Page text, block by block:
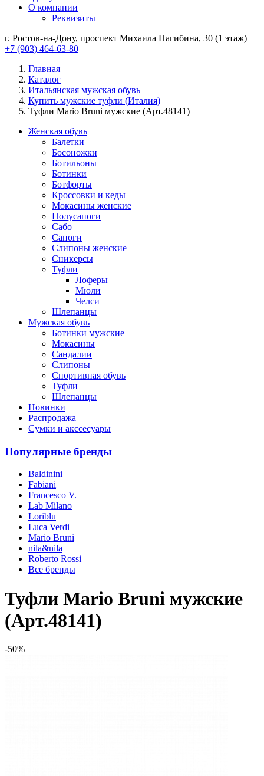
О компании
Реквизиты
г. Ростов-на-Дону, проспект Михаила Нагибина, 30 (1 этаж)
+7 (903) 464-63-80
Главная
Каталог
Итальянская мужская обувь
Купить мужские туфли (Италия)
Туфли Mario Bruni мужские (Арт.48141)
Женская обувь
Балетки
Босоножки
Ботильоны
Ботинки
Ботфорты
Кроссовки и кеды
Мокасины женские
Полусапоги
Сабо
Сапоги
Слипоны женские
Сникерсы
Туфли
Лоферы
Мюли
Челси
Шлепанцы
Мужская обувь
Ботинки мужские
Мокасины
Сандалии
Слипоны
Спортивная обувь
Туфли
Шлепанцы
Новинки
Распродажа
Сумки и акссесуары
Популярные бренды
Baldinini
Fabiani
Francesco V.
Lab Milano
Loriblu
Luca Verdi
Mario Bruni
nila&nila
Roberto Rossi
Все бренды
Туфли Mario Bruni мужские
(Арт.48141)
-50%